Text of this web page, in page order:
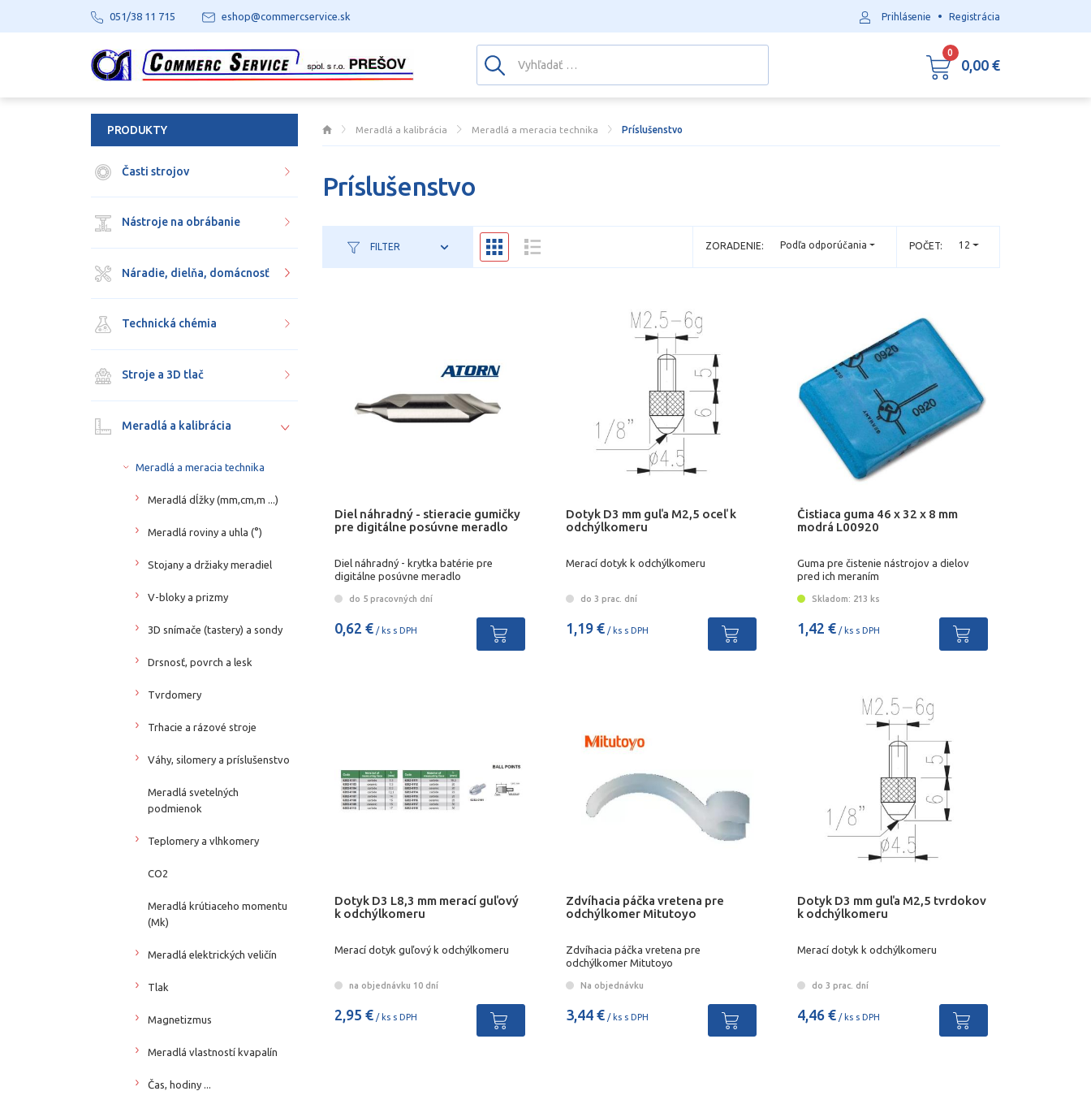
Meradlá a kalibrácia Meradlá a meracia technika Príslušenstvo
Príslušenstvo
FILTER POČET: 12
ZORADENIE: Podľa odporúčania
Diel náhradný - stieracie gumičky
pre digitálne posúvne meradlo
Diel náhradný - krytka batérie pre
digitálne posúvne meradlo
do 5 pracovných dní
0,62 € / ks s DPH
Dotyk D3 mm guľa M2,5 oceľ k
odchýlkomeru
Merací dotyk k odchýlkomeru
do 3 prac. dní
1,19 €/ ks s DPH
Čistiaca guma 46 x 32 x 8 mm
modrá L00920
Guma pre čistenie nástrojov a dielov
pred ich meraním
Skladom: 213 ks
1,42 €/ ks s DPH
Dotyk D3 L8,3 mm merací guľový
k odchýlkomeru
Merací dotyk guľový k odchýlkomeru
na objednávku 10 dní
2,95 € / ks s DPH
Zdvíhacia páčka vretena pre
odchýlkomer Mitutoyo
Zdvíhacia páčka vretena pre
odchýlkomer Mitutoyo
Na objednávku
3,44 €/ ks s DPH
Dotyk D3 mm guľa M2,5 tvrdokov
k odchýlkomeru
Merací dotyk k odchýlkomeru
do 3 prac. dní
4,46 €/ ks s DPH
PRODUKTY
Časti strojov
Nástroje na obrábanie
Náradie, dielňa, domácnosť
Technická chémia
Stroje a 3D tlač
Meradlá a kalibrácia
Meradlá a meracia technika
Meradlá dĺžky (mm,cm,m ...)
Meradlá roviny a uhla (°)
Stojany a držiaky meradiel
V-bloky a prizmy
3D snímače (tastery) a sondy
Drsnosť, povrch a lesk
Tvrdomery
Trhacie a rázové stroje
Váhy, silomery a príslušenstvo
Meradlá svetelných
podmienok
Teplomery a vlhkomery
CO2
Meradlá krútiaceho momentu
(Mk)
Meradlá elektrických veličín
Tlak
Magnetizmus
Meradlá vlastností kvapalín
Čas, hodiny ...
051/38 11 715 eshop@commercservice.sk Prihlásenie • Registrácia
0
0,00 €